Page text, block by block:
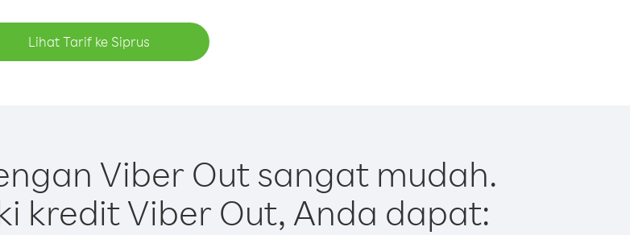
Lihat Tarif ke Siprus
Viber Out sangat mudah.
kredit Viber Out, Anda dapat: